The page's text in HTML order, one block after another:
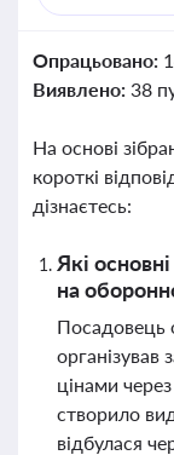
Опрацьовано:
Виявлено: 38
На основі
короткі
дізнаєтесь:
Які
на
Посадовець
цінами
створило
відбулася